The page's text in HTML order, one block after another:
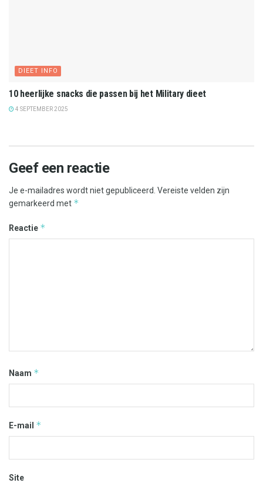
DIEET INFO
10 heerlijke snacks die passen bij het Military dieet
4 SEPTEMBER 2025
Geef een reactie
Je e-mailadres wordt niet gepubliceerd. Vereiste velden zijn
gemarkeerd met *
Reactie *
Naam *
E-mail *
Site